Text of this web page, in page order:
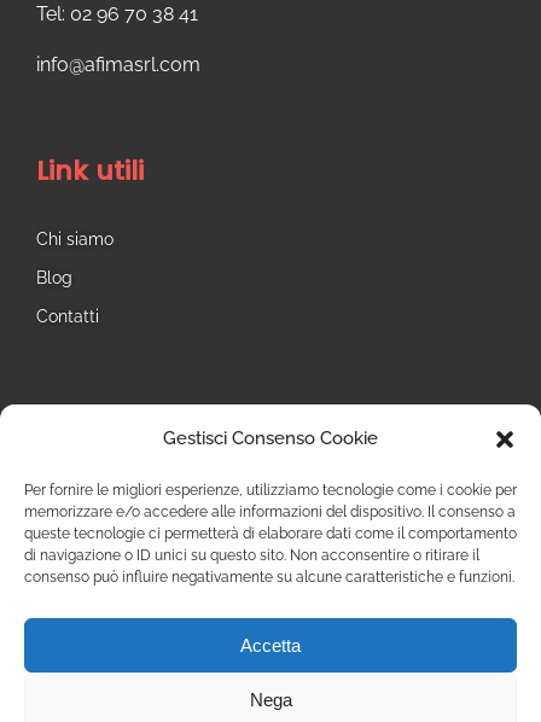
Gestisci Consenso Cookie
Per fornire le migliori esperienze, utilizziamo tecnologie come i cookie per
memorizzare e/o accedere alle informazioni del dispositivo. Il consenso a
queste tecnologie ci permetterà di elaborare dati come il comportamento
di navigazione o ID unici su questo sito. Non acconsentire o ritirare il
consenso può influire negativamente su alcune caratteristiche e funzioni.
Accetta
Nega
Tel: 02 96 70 38 41
info@afimasrl.com​
Link utili
Chi siamo
Blog
Contatti
Instagram
Privacy Policy